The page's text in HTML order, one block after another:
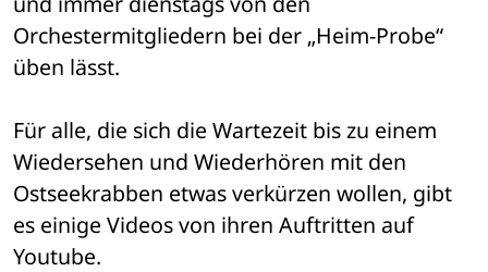
Orchestermitgliedern bei der „Heim-Probe“
üben lässt.
Für alle, die sich die Wartezeit bis zu einem
Wiedersehen und Wiederhören mit den
Ostseekrabben etwas verkürzen wollen, gibt
es einige Videos von ihren Auftritten auf
Youtube.